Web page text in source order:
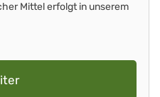
Mittel erfolgt in unserem